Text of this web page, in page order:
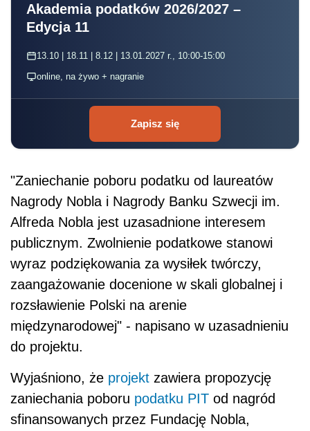
Akademia podatków 2026/2027 –
Edycja 11
13.10 | 18.11 | 8.12 | 13.01.2027 r., 10:00-15:00
online, na żywo + nagranie
Zapisz się
"Zaniechanie poboru podatku od laureatów
Nagrody Nobla i Nagrody Banku Szwecji im.
Alfreda Nobla jest uzasadnione interesem
publicznym. Zwolnienie podatkowe stanowi
wyraz podziękowania za wysiłek twórczy,
zaangażowanie docenione w skali globalnej i
rozsławienie Polski na arenie
międzynarodowej" - napisano w uzasadnieniu
do projektu.
Wyjaśniono, że projekt zawiera propozycję
zaniechania poboru podatku PIT od nagród
sfinansowanych przez Fundację Nobla,